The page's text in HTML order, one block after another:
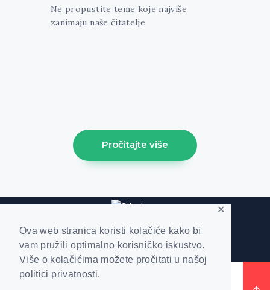
Ova web stranica koristi kolačiće kako bi
vam pružili optimalno korisničko iskustvo.
Više o kolačićima možete pročitati u našoj
politici privatnosti.
✕
Ne propustite teme koje najviše
zanimaju naše čitatelje
Pročitajte više
Kruzna Ekonomija © 2019. | Sva prava